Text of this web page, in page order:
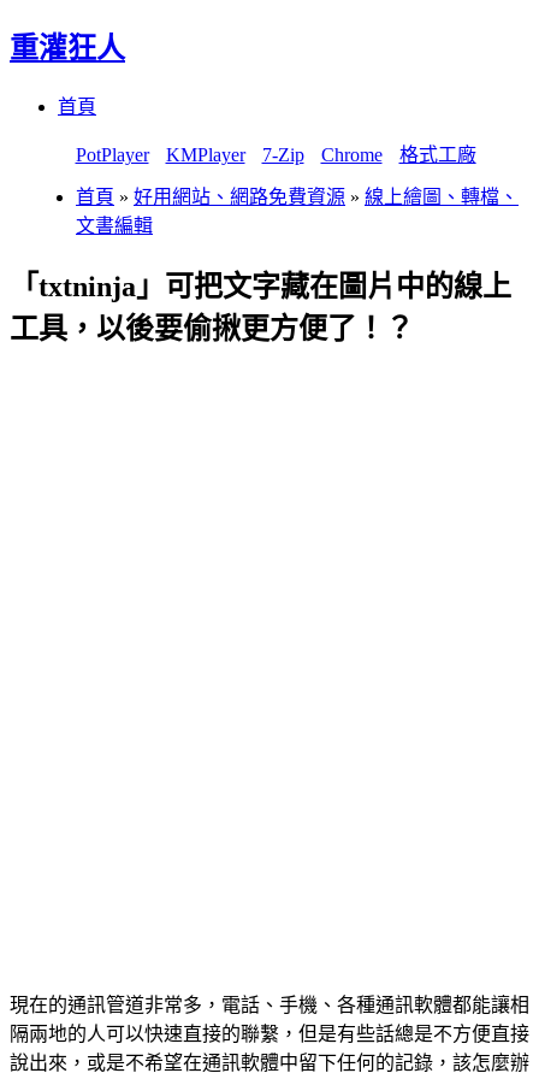
重灌狂人
首頁
PotPlayer KMPlayer 7-Zip Chrome 格式工廠
首頁 » 好用網站、網路免費資源 » 線上繪圖、轉檔、
文書編輯
「txtninja」可把文字藏在圖片中的線上
工具，以後要偷揪更方便了！？
現在的通訊管道非常多，電話、手機、各種通訊軟體都能讓相
隔兩地的人可以快速直接的聯繫，但是有些話總是不方便直接
說出來，或是不希望在通訊軟體中留下任何的記錄，該怎麼辦